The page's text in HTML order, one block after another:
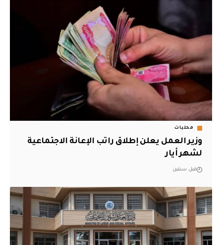
محليات
وزير العمل يعلن إطلاق راتب الإعانة الاجتماعية
لشهر أيار
قبل سنتين